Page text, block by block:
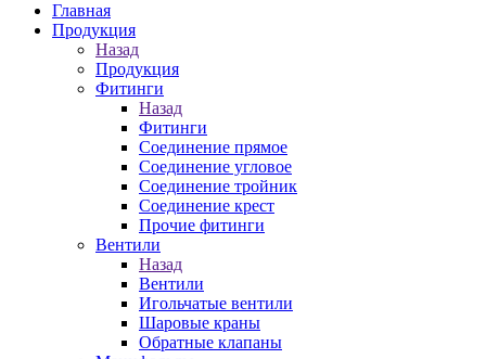
Главная
Продукция
Назад
Продукция
Фитинги
Назад
Фитинги
Соединение прямое
Соединение угловое
Соединение тройник
Соединение крест
Прочие фитинги
Вентили
Назад
Вентили
Игольчатые вентили
Шаровые краны
Обратные клапаны